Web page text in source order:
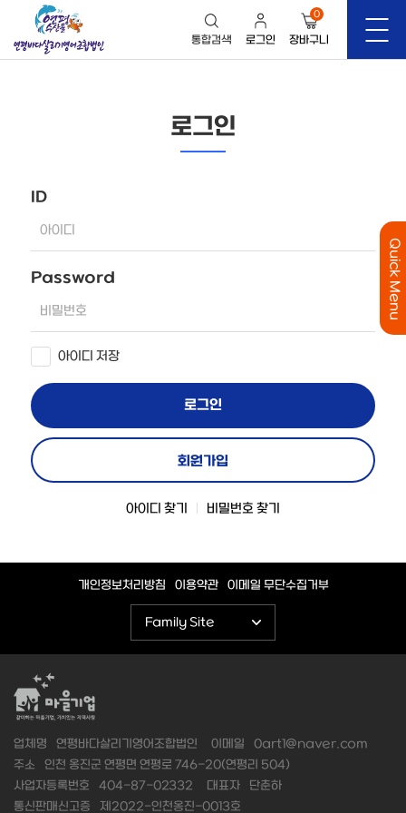
통합검색 로그인
0
장바구니
로그인
ID
Password
아이디 저장
로그인
회원가입
아이디 찾기 비밀번호 찾기
Quick Menu
개인정보처리방침 이용약관 이메일 무단수집거부
Family Site
업체명 연평바다살리기영어조합법인 이메일
0art1@naver.com
주소
인천 옹진군 연평면 연평로 746-20(연평리 504)
사업자등록번호
404-87-02332 대표자
단춘하
통신판매신고증
제2022-인천옹진-0013호